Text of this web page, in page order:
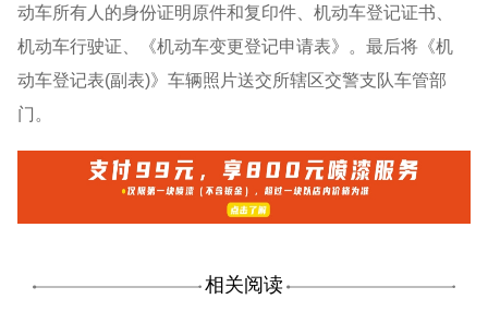
动车所有人的身份证明原件和复印件、机动车登记证书、
机动车行驶证、《机动车变更登记申请表》。最后将《机
动车登记表(副表)》车辆照片送交所辖区交警支队车管部
门。
相关阅读